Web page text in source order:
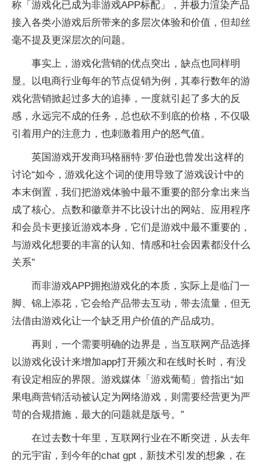
称「游戏化已成为非游戏APP标配」，并极力渲染产品
接入各类小游戏后所带来的多层次体验和价值，但却丝
毫不提及更深层次的问题。
事实上，游戏化营销的优点突出，缺点也同样明
显。以电商行业每年的节点促销为例，其奉行数年的游
戏化营销掀起过多大的追捧，一度就引起了多大的反
感，永远完不成的任务，总也砍不到底的价格，不仅吸
引着用户的注意力，也刺激着用户的怒气值。
英国游戏开发商玛格丽特·罗伯逊也曾发出这样的
讨论“如今，游戏化这个词的使用导致了游戏设计中的
本末倒置，我们把游戏体验中最不重要的部分拿出来当
成了核心。点数和徽章并不比设计出的网站、应用程序
和会员卡更接近游戏本身，它们是游戏中最不重要的，
与游戏化想要的丰富的认知、情感和社会因素都没什么
关系”
而非游戏APP拥抱游戏化的本质，实际上是临门一
脚、锦上添花，它会给产品带去互动，带去流量，但无
法借由游戏化让一个缺乏用户价值的产品成功。
再则，一个需要明确的边界是，当互联网产品选择
以游戏化设计来增加app打开频次和在线时长时，有没
有设定相应的界限。游戏媒体「游戏葡萄」曾指出“如
果电商营销活动被认定为网络游戏，则需要经营更为严
苛的合规措施，最大的问题就是版号。”
在过去数十年里，互联网行业在不断突进，从去年
的元宇宙，到今年的chat gpt，新技术引发的想象，在